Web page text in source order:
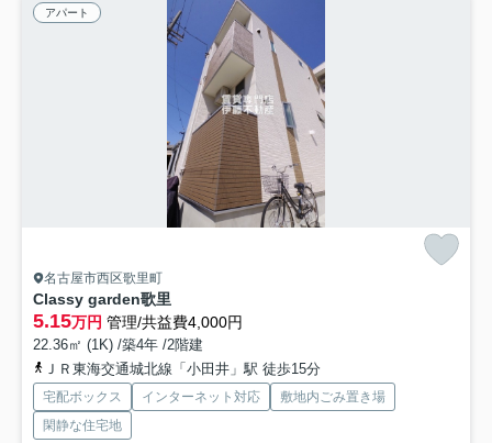
アパート
名古屋市西区歌里町
Classy garden歌里
5.15万円 管理/共益費4,000円
22.36㎡ (1K) /築4年 /2階建
ＪＲ東海交通城北線「小田井」駅 徒歩15分
宅配ボックス インターネット対応
敷地内ごみ置き場
閑静な住宅地